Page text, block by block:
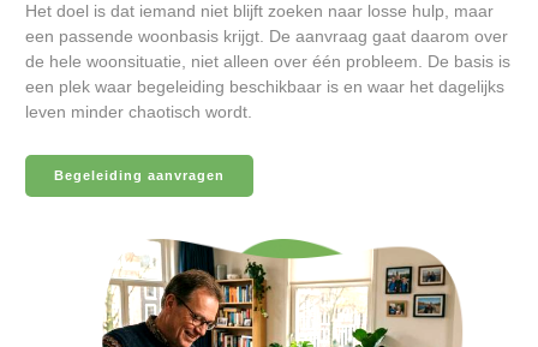
Het doel is dat iemand niet blijft zoeken naar losse hulp, maar
een passende woonbasis krijgt. De aanvraag gaat daarom over
de hele woonsituatie, niet alleen over één probleem. De basis is
een plek waar begeleiding beschikbaar is en waar het dagelijks
leven minder chaotisch wordt.
Begeleiding aanvragen